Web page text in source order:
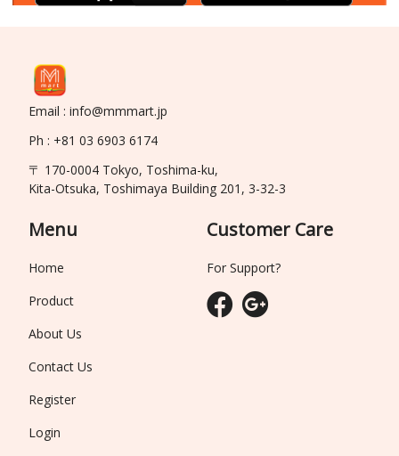
Email : info@mmmart.jp
Ph : +81 03 6903 6174
〒 170-0004 Tokyo, Toshima-ku,
Kita-Otsuka, Toshimaya Building 201, 3-32-3
Menu
Home
Product
About Us
Contact Us
Register
Login
Customer Care
For Support?